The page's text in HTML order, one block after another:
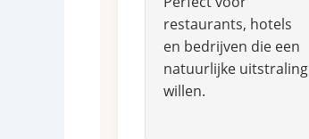
restaurants, hotels
en bedrijven die een
natuurlijke uitstraling
willen.